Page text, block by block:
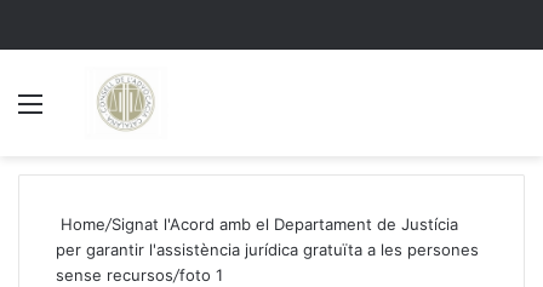
Home/Signat l'Acord amb el Departament de Justícia
per garantir l'assistència jurídica gratuïta a les persones
sense recursos/foto 1